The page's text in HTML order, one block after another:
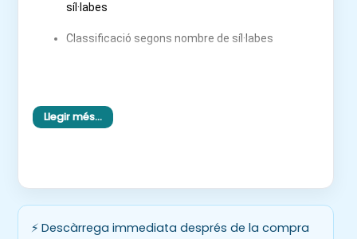
síl·labes
Classificació segons nombre de síl·labes
Identificació de síl·laba tònica
🎯 Objectius didàctics
Llegir més…
⚡ Descàrrega immediata després de la compra